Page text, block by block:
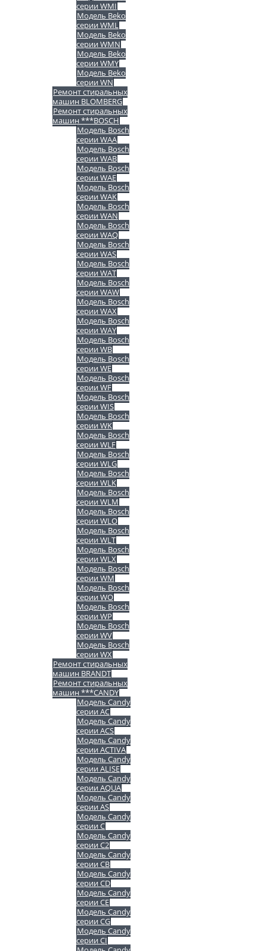
серии WMI
Модель Beko
серии WML
Модель Beko
серии WMN
Модель Beko
серии WMY
Модель Beko
серии WN
Ремонт стиральных
машин BLOMBERG
Ремонт стиральных
машин ***BOSCH
Модель Bosch
серии WAA
Модель Bosch
серии WAB
Модель Bosch
серии WAE
Модель Bosch
серии WAK
Модель Bosch
серии WAN
Модель Bosch
серии WAQ
Модель Bosch
серии WAS
Модель Bosch
серии WAT
Модель Bosch
серии WAW
Модель Bosch
серии WAX
Модель Bosch
серии WAY
Модель Bosch
серии WB
Модель Bosch
серии WE
Модель Bosch
серии WF
Модель Bosch
серии WIS
Модель Bosch
серии WK
Модель Bosch
серии WLF
Модель Bosch
серии WLG
Модель Bosch
серии WLK
Модель Bosch
серии WLM
Модель Bosch
серии WLO
Модель Bosch
серии WLT
Модель Bosch
серии WLX
Модель Bosch
серии WM
Модель Bosch
серии WO
Модель Bosch
серии WP
Модель Bosch
серии WV
Модель Bosch
серии WX
Ремонт стиральных
машин BRANDT
Ремонт стиральных
машин ***CANDY
Модель Candy
серии AC
Модель Candy
серии ACS
Модель Candy
серии ACTIVA
Модель Candy
серии ALISE
Модель Candy
серии AQUA
Модель Candy
серии AS
Модель Candy
серии C
Модель Candy
серии C2
Модель Candy
серии CB
Модель Candy
серии CD
Модель Candy
серии CE
Модель Candy
серии CG
Модель Candy
серии CI